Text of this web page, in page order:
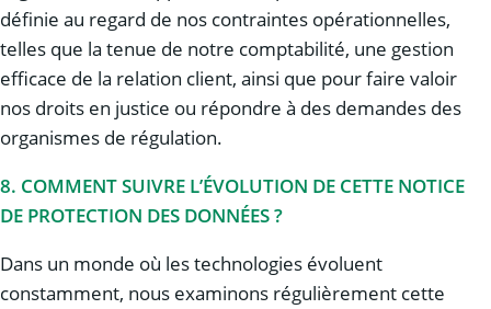
définie au regard de nos contraintes opérationnelles,
telles que la tenue de notre comptabilité, une gestion
efficace de la relation client, ainsi que pour faire valoir
nos droits en justice ou répondre à des demandes des
organismes de régulation.
8. COMMENT SUIVRE L’ÉVOLUTION DE CETTE NOTICE
DE PROTECTION DES DONNÉES ?
Dans un monde où les technologies évoluent
constamment, nous examinons régulièrement cette